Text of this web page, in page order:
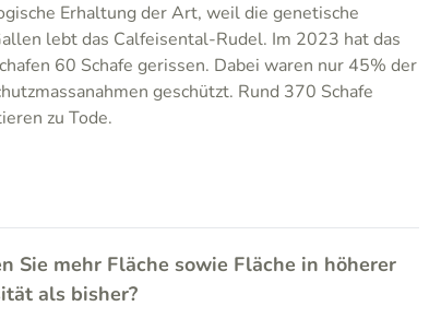
Erhaltung der Art, weil die genetische
lebt das Calfeisental-Rudel. Im 2023 hat das
60 Schafe gerissen. Dabei waren nur 45% der
geschützt. Rund 370 Schafe
zu Tode.
Sie mehr Fläche sowie Fläche in höherer
als bisher?